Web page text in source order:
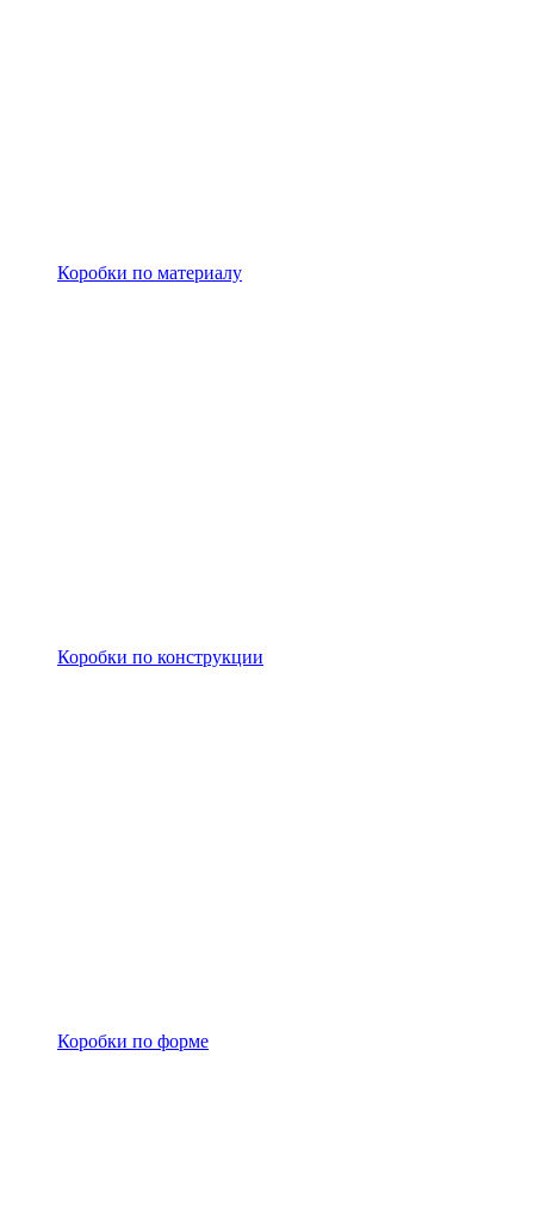
Коробки по материалу
Коробки по конструкции
Коробки по форме